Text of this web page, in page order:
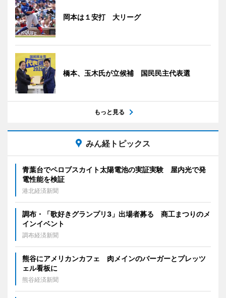
岡本は１安打 大リーグ
橋本、玉木氏が立候補 国民民主代表選
もっと見る
みん経トピックス
青葉台でペロブスカイト太陽電池の実証実験 屋内光で発
電性能を検証
港北経済新聞
調布・「歌好きグランプリ3」出場者募る 商工まつりのメ
インイベント
調布経済新聞
熊谷にアメリカンカフェ 肉メインのバーガーとプレッツ
ェル看板に
熊谷経済新聞